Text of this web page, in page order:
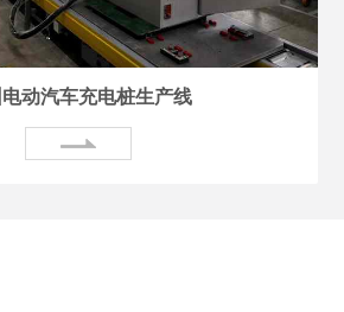
动汽车充电桩生产线